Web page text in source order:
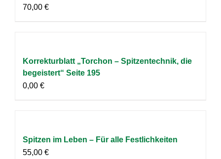
70,00 €
Korrekturblatt „Torchon – Spitzentechnik, die
begeistert“ Seite 195
0,00 €
Spitzen im Leben – Für alle Festlichkeiten
55,00 €